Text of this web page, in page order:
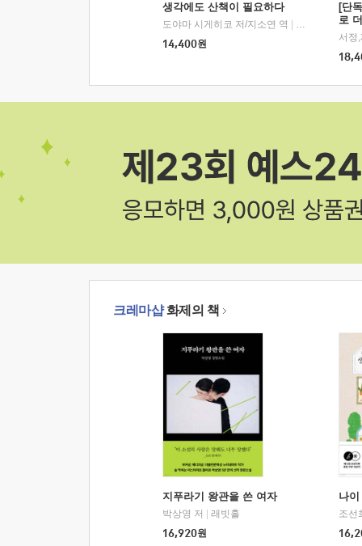
생각에도 산책이 필요하다
도야마 시게히코 저/지소연 역
알에이치코리
14,400원
[단
로
크레마샵화제의 책
지푸라기 왕관을 쓴 여자
박상영 저
래빗홀
16,920원
나
조선